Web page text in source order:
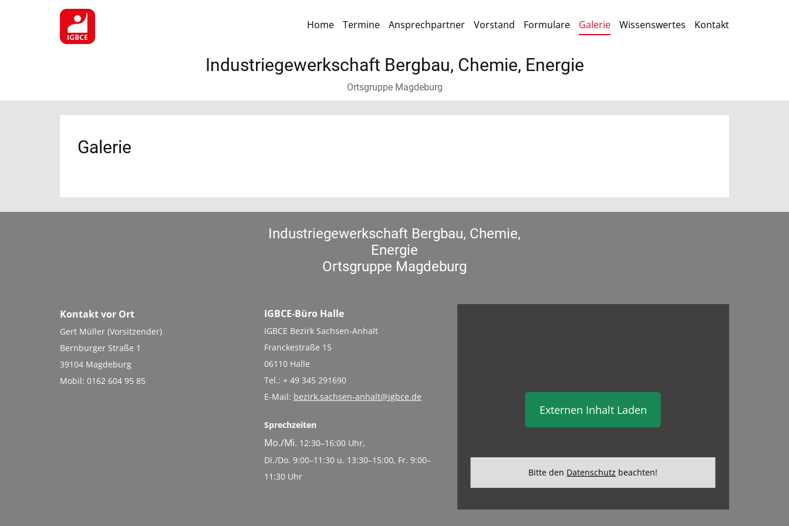
Home Termine Ansprechpartner Vorstand Formulare Galerie Wissenswertes Kontakt
Industriegewerkschaft Bergbau, Chemie, Energie
Ortsgruppe Magdeburg
Galerie
Industriegewerkschaft Bergbau, Chemie,
Energie
Ortsgruppe Magdeburg
Kontakt vor Ort
Gert Müller (Vorsitzender)
Bernburger Straße 1
39104 Magdeburg
Mobil: 0162 604 95 85
IGBCE-Büro Halle
IGBCE Bezirk Sachsen-Anhalt
Franckestraße 15
06110 Halle
Tel.: + 49 345 291690
E-Mail: bezirk.sachsen-anhalt@igbce.de
Sprechzeiten
Mo./Mi. 12:30–16:00 Uhr,
Di./Do. 9:00–11:30 u. 13:30–15:00, Fr. 9:00–
11:30 Uhr
Externen Inhalt Laden
Bitte den Datenschutz beachten!